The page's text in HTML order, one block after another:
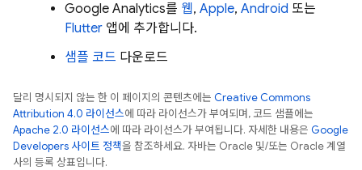
Google Analytics를 웹, Apple, Android 또는
Flutter 앱에 추가합니다.
샘플 코드 다운로드
달리 명시되지 않는 한 이 페이지의 콘텐츠에는 Creative Commons
Attribution 4.0 라이선스에 따라 라이선스가 부여되며, 코드 샘플에는
Apache 2.0 라이선스에 따라 라이선스가 부여됩니다. 자세한 내용은 Google
Developers 사이트 정책을 참조하세요. 자바는 Oracle 및/또는 Oracle 계열
사의 등록 상표입니다.